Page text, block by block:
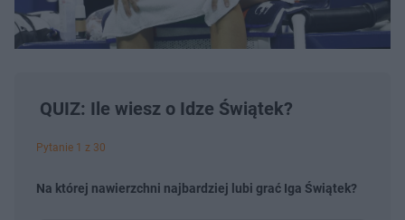
QUIZ: Ile wiesz o Idze Świątek?
Pytanie 1 z 30
Na której nawierzchni najbardziej lubi grać Iga Świątek?